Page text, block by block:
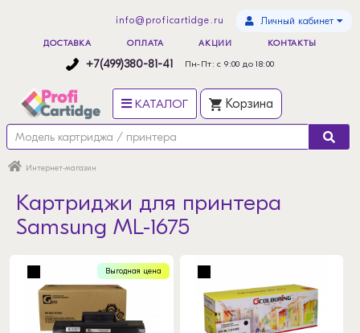
info@proficartidge.ru Личный кабинет
ДОСТАВКА ОПЛАТА АКЦИИ КОНТАКТЫ
+7(499)380-81-41 Пн-Пт: с 9:00 до 18:00
КАТАЛОГ Корзина
Интернет-магазин
Картриджи для принтера
Samsung ML-1675
Выгодная цена